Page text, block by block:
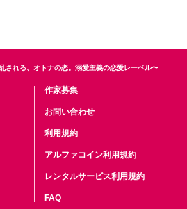
される、オトナの恋。溺愛主義の恋愛レーベル〜
作家募集
お問い合わせ
利用規約
アルファコイン利用規約
レンタルサービス利用規約
FAQ